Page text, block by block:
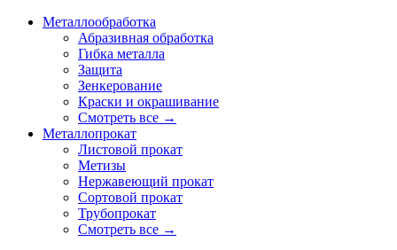
Металлообработка
Абразивная обработка
Гибка металла
Защита
Зенкерование
Краски и окрашивание
Смотреть все →
Металлопрокат
Листовой прокат
Метизы
Нержавеющий прокат
Сортовой прокат
Трубопрокат
Смотреть все →